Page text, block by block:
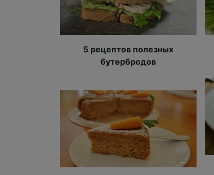
5 рецептов полезных
бутербродов